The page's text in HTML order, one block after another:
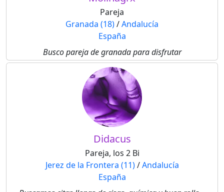
Pareja
Granada (18)/Andalucía
España
Busco pareja de granada para disfrutar
Didacus
Pareja, los 2 Bi
Jerez de la Frontera (11)/Andalucía
España